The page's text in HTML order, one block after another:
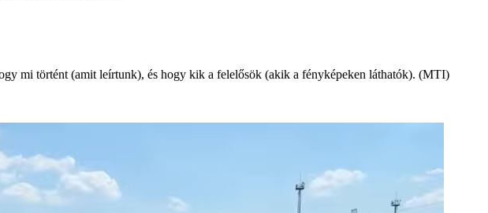
mi történt (amit leírtunk), és hogy kik a felelősök (akik a fényképeken láthatók). (MTI)